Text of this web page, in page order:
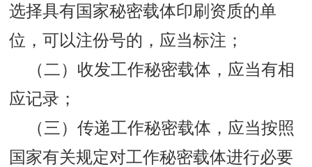
选择具有国家秘密载体印刷资质的单
位，可以注份号的，应当标注；
（二）收发工作秘密载体，应当有相
应记录；
（三）传递工作秘密载体，应当按照
国家有关规定对工作秘密载体进行必要